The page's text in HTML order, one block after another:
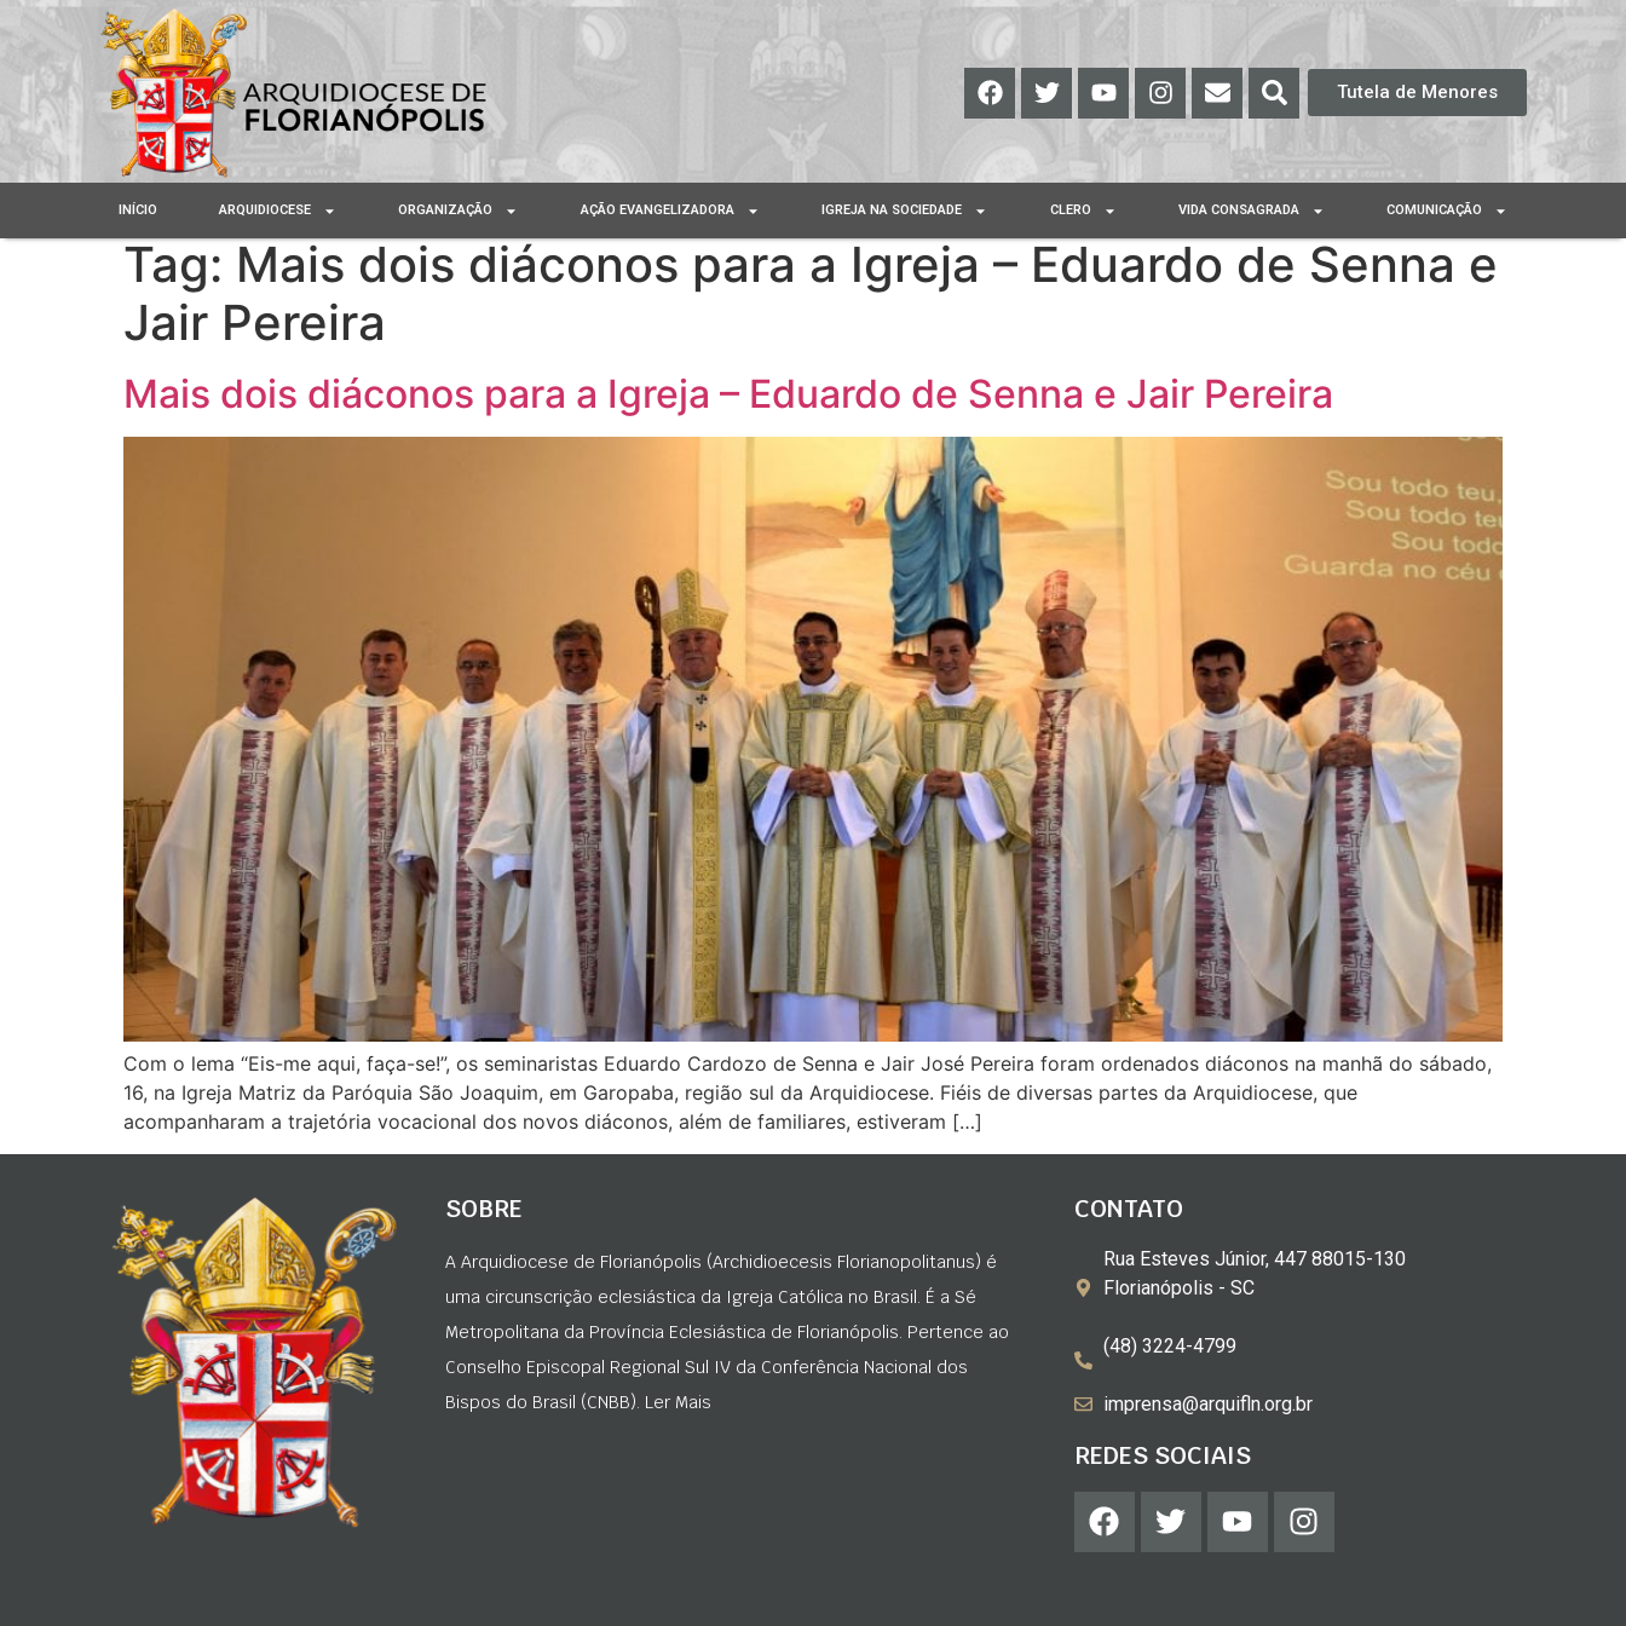
Tutela de Menores
INÍCIO ARQUIDIOCESE ORGANIZAÇÃO AÇÃO EVANGELIZADORA IGREJA NA SOCIEDADE CLERO VIDA CONSAGRADA COMUNICAÇÃO
Tag: Mais dois diáconos para a Igreja – Eduardo de Senna e
Jair Pereira
Mais dois diáconos para a Igreja – Eduardo de Senna e Jair Pereira
Com o lema “Eis-me aqui, faça-se!”, os seminaristas Eduardo Cardozo de Senna e Jair José Pereira foram ordenados diáconos na manhã do sábado,
16, na Igreja Matriz da Paróquia São Joaquim, em Garopaba, região sul da Arquidiocese. Fiéis de diversas partes da Arquidiocese, que
acompanharam a trajetória vocacional dos novos diáconos, além de familiares, estiveram […]
SOBRE
A Arquidiocese de Florianópolis (Archidioecesis Florianopolitanus) é
uma circunscrição eclesiástica da Igreja Católica no Brasil. É a Sé
Metropolitana da Província Eclesiástica de Florianópolis. Pertence ao
Conselho Episcopal Regional Sul IV da Conferência Nacional dos
Bispos do Brasil (CNBB). Ler Mais
CONTATO
Rua Esteves Júnior, 447 88015-130
Florianópolis - SC
(48) 3224-4799
imprensa@arquifln.org.br
REDES SOCIAIS